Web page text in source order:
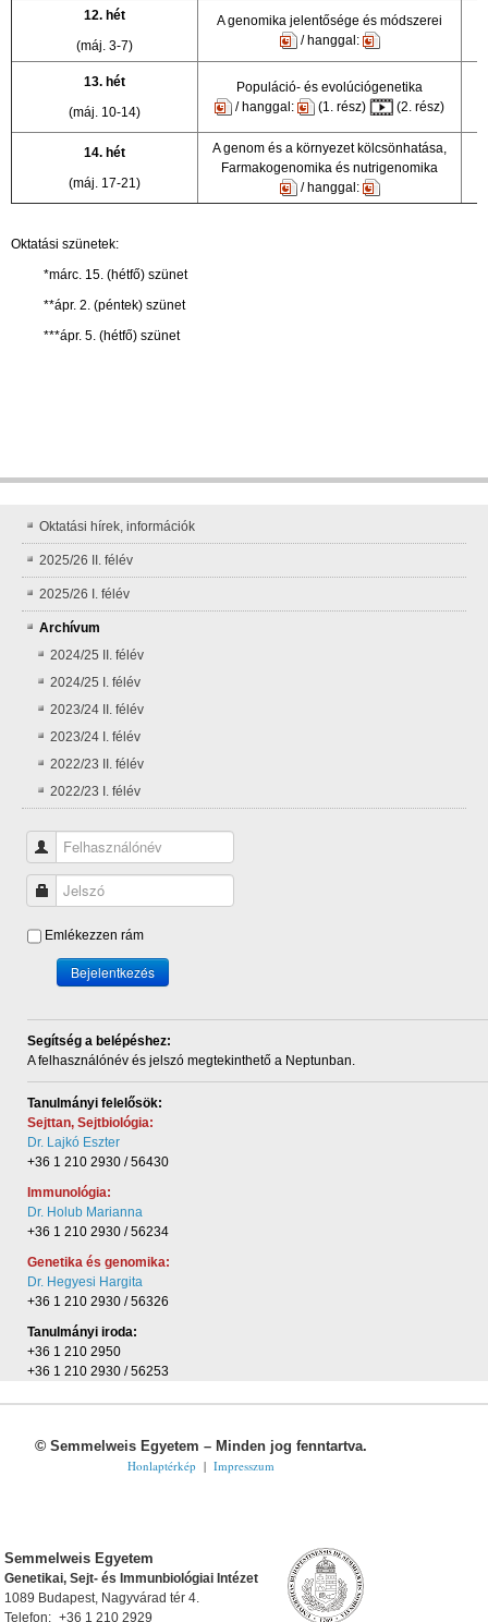
12. hét
(máj. 3-7)
A genomika jelentősége és módszerei
/ hanggal:
13. hét
(máj. 10-14)
Populáció- és evolúciógenetika
/ hanggal:
(1. rész) (2. rész)
14. hét
(máj. 17-21)
A genom és a környezet kölcsönhatása,
Farmakogenomika és nutrigenomika
/ hanggal:
Oktatási szünetek:
*márc. 15. (hétfő) szünet
**ápr. 2. (péntek) szünet
***ápr. 5. (hétfő) szünet
Oktatási hírek, információk
2025/26 II. félév
2025/26 I. félév
Archívum
2024/25 II. félév
2024/25 I. félév
2023/24 II. félév
2023/24 I. félév
2022/23 II. félév
2022/23 I. félév
Felhasználónév
Jelszó
Emlékezzen rám
Bejelentkezés
Segítség a belépéshez:
A felhasználónév és jelszó megtekinthető a Neptunban.
Tanulmányi felelősök:
Sejttan, Sejtbiológia:
Dr. Lajkó Eszter
+36 1 210 2930 / 56430
Immunológia:
Dr. Holub Marianna
+36 1 210 2930 / 56234
Genetika és genomika:
Dr. Hegyesi Hargita
+36 1 210 2930 / 56326
Tanulmányi iroda:
+36 1 210 2950
+36 1 210 2930 / 56253
©Semmelweis Egyetem – Minden jog fenntartva.
Honlaptérkép| Impresszum
Semmelweis Egyetem
Genetikai, Sejt- és Immunbiológiai Intézet
1089 Budapest, Nagyvárad tér 4.
Telefon: +36 1 210 2929